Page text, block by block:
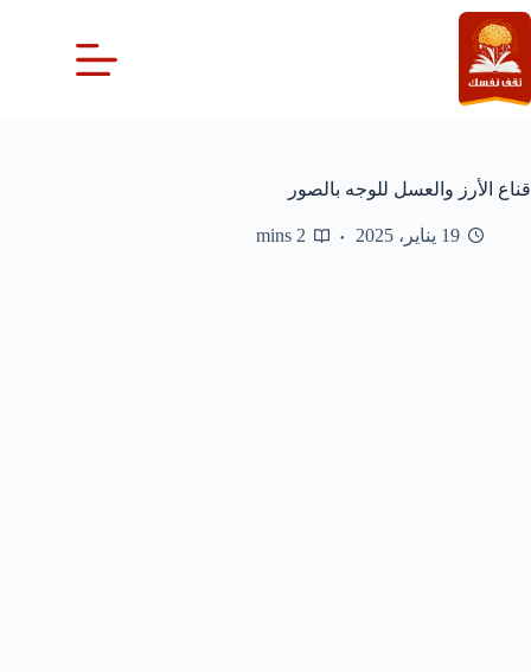
التجاوز
إلى
المحتوى
قناع الأرز والعسل للوجه بالصور
19 يناير، 2025 2 mins